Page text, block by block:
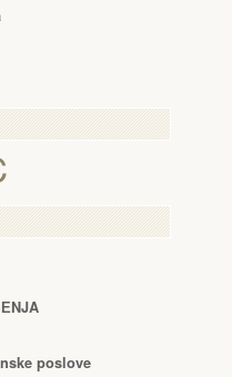
poslove